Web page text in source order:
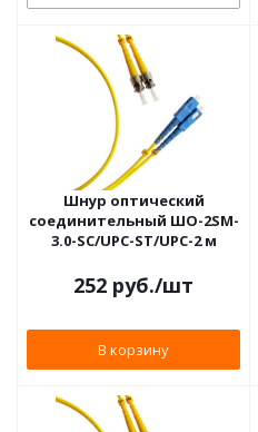
Шнур оптический
соединительный ШО-2SM-
3.0-SC/UPC-ST/UPC-2 м
252 руб./шт
В корзину